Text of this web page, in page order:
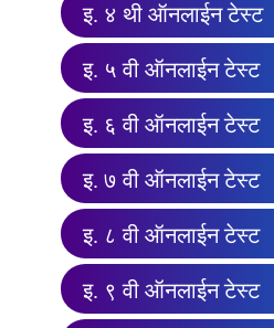
इ. ४ थी ऑनलाईन टेस्ट
इ. ५ वी ऑनलाईन टेस्ट
इ. ६ वी ऑनलाईन टेस्ट
इ. ७ वी ऑनलाईन टेस्ट
इ. ८ वी ऑनलाईन टेस्ट
इ. ९ वी ऑनलाईन टेस्ट